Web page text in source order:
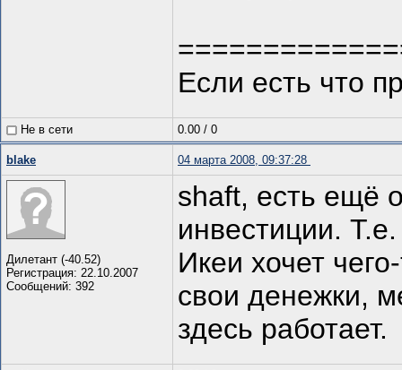
Если есть что
Не в сети 0.00 / 0
blake 04 марта 2008, 09:37:28
Дилетант (-40.52)
Регистрация: 22.10.2007
Сообщений: 392
shaft, есть ещё
инвестиции.
Икеи хочет
свои денежки,
здесь работает.